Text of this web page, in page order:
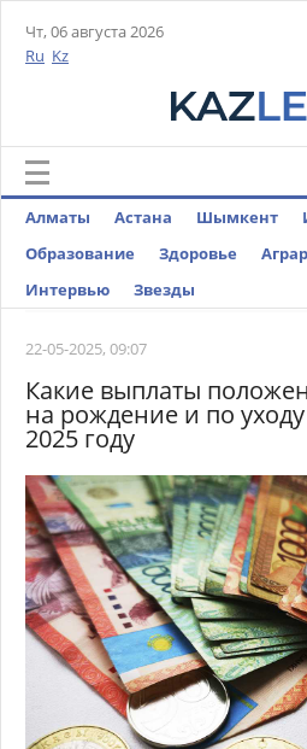
Чт, 06 августа 2026
Ru Kz
Алматы Астана Шымкент
Образование
Здоровье
Интервью
Звезды
22-05-2025, 09:07
Какие выплаты
на рождение и по
2025 году